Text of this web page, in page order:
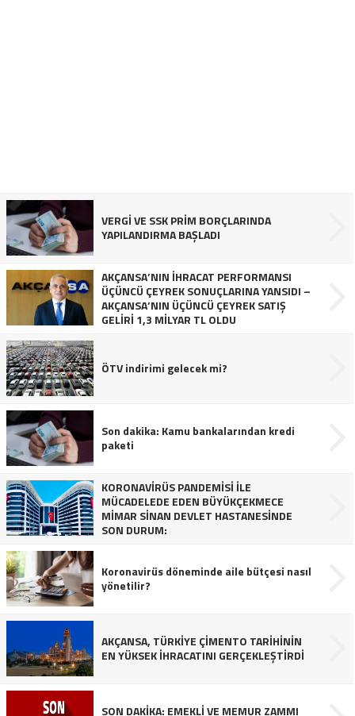
VERGİ VE SSK PRİM BORÇLARINDA
YAPILANDIRMA BAŞLADI
AKÇANSA’NIN İHRACAT PERFORMANSI
ÜÇÜNCÜ ÇEYREK SONUÇLARINA YANSIDI –
AKÇANSA’NIN ÜÇÜNCÜ ÇEYREK SATIŞ
GELİRİ 1,3 MİLYAR TL OLDU
ÖTV indirimi gelecek mi?
Son dakika: Kamu bankalarından kredi
paketi
KORONAVİRÜS PANDEMİSİ İLE
MÜCADELEDE EDEN BÜYÜKÇEKMECE
MİMAR SİNAN DEVLET HASTANESİNDE
SON DURUM:
Koronavirüs döneminde aile bütçesi nasıl
yönetilir?
AKÇANSA, TÜRKİYE ÇİMENTO TARİHİNİN
EN YÜKSEK İHRACATINI GERÇEKLEŞTİRDİ
SON DAKİKA: EMEKLİ VE MEMUR ZAMMI